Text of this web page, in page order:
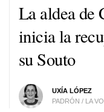
La aldea de
inicia la
su Souto
UXÍA LÓPEZ
PADRÓN / LA